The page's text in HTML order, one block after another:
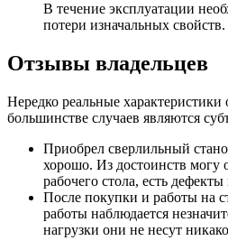
В течение эксплуатации
потери изначальных свойств.
Отзывы владельцев
Нередко реальные
большинстве случаев являются
Приобрел сверлильный
хорошо. Из достоинств могу
рабочего стола, есть
После покупки и работы на
работы наблюдается
нагрузки они не несут